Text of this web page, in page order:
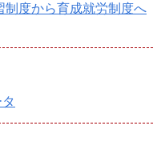
制度から育成就労制度へ